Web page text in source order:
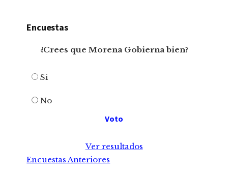
Encuestas
¿Crees que Morena Gobierna bien?
Si
No
Ver resultados
Encuestas Anteriores